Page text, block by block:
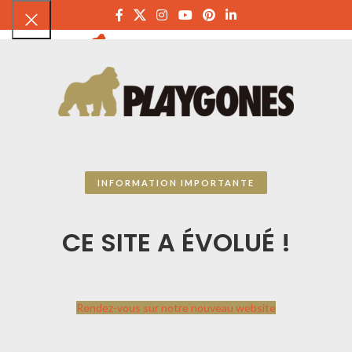
INFORMATION IMPORTANTE
CE SITE A ÉVOLUÉ !
Rendez-vous sur notre nouveau website